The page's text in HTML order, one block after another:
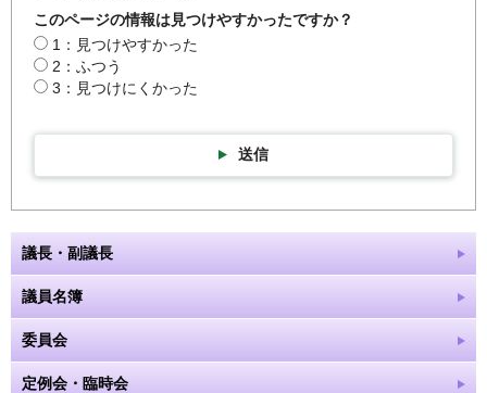
このページの情報は見つけやすかったですか？
1：見つけやすかった
2：ふつう
3：見つけにくかった
送信
議長・副議長
議員名簿
委員会
定例会・臨時会